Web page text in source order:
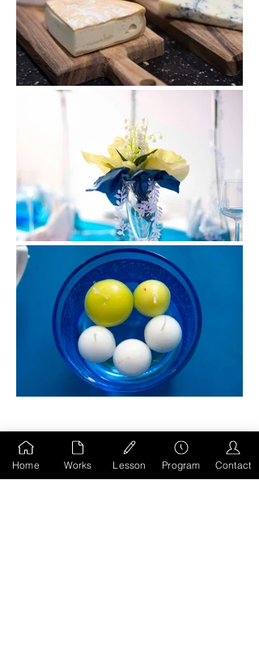
前のページへもどる
HOMEへ移動
Home Works Lesson Program Contact